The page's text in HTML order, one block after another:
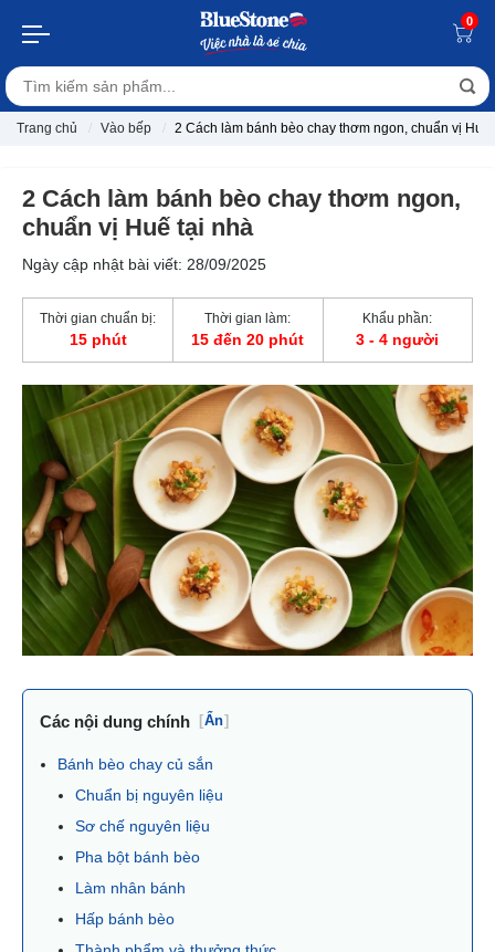
0
Trang chủ Vào bếp 2 Cách làm bánh bèo chay thơm ngon, chuẩn vị Huế
2 Cách làm bánh bèo chay thơm ngon,
chuẩn vị Huế tại nhà
Ngày cập nhật bài viết: 28/09/2025
Thời gian chuẩn bị:
15 phút
Thời gian làm:
15 đến 20 phút
Khẩu phần:
3 - 4 người
Các nội dung chính [Ẩn]
Bánh bèo chay củ sắn
Chuẩn bị nguyên liệu
Sơ chế nguyên liệu
Pha bột bánh bèo
Làm nhân bánh
Hấp bánh bèo